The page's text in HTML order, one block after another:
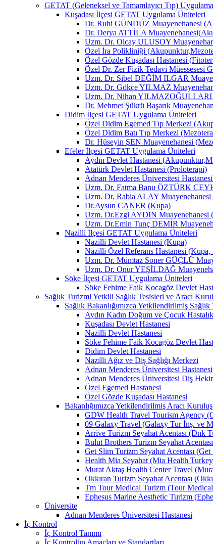
GETAT (Geleneksel ve Tamamlayıcı Tıp)
Kuşadası İlçesi GETAT Uygulama Üniteleri
Dr. Ruhi GÜNDÜZ Muayenehanesi
Dr. Derya ATTİLA
Uzm. Dr. Olcay ULUSOY
Özel İra Polikliniği
Özel Gözde Kuşadası Hastanesi
Özel Dr. Zer Fizik Tedavi Müessesesi
Uzm. Dr. Sibel DEĞİM ILGAR
Uzm. Dr. Gökçe YILMAZ
Uzm. Dr. Nihan YILMAZOĞULLARI
Dr. Mehmet Şükrü Başarık
Didim İlçesi GETAT Uygulama Üniteleri
Özel Didim Egemed Tıp Merkezi
Özel Didim Batı Tıp Merkezi
Dr. Hüseyin ŞEN Muayenehanesi
Efeler İlçesi GETAT Uygulama Üniteleri
Aydın Devlet Hastanesi
Atatürk Devlet Hastanesi (Proloterapi)
Adnan Menderes Üniversitesi
Uzm. Dr. Fatma Banu ÖZTÜRK
Uzm. Dr. Rabia ALAY
Dr.Aysun CANER (Kupa)
Uzm. Dr.Ezgi AYDIN Muayenehanesi
Uzm. Dr.Emin Tunç DEMİR
Nazilli İlçesi GETAT Uygulama Üniteleri
Nazilli Devlet Hastanesi (Kupa)
Nazilli Özel Referans Hastanesi
Uzm. Dr. Mümtaz Soner GÜÇLÜ
Uzm. Dr. Onur YEŞİLDAĞ
Söke İlçesi GETAT Uygulama Üniteleri
Söke Fehime Faik Kocagöz Devlet
Sağlık Turizmi Yetkili Sağlık Tesisleri ve Aracı
Sağlık Bakanlığımızca Yetkilendirilmiş Sağlık
Aydın Kadın Doğum ve Çocuk
Kuşadası Devlet Hastanesi
Nazilli Devlet Hastanesi
Söke Fehime Faik Kocagöz Devlet
Didim Devlet Hastanesi
Nazilli Ağız ve Diş Sağlığı Merkezi
Adnan Menderes Üniversitesi Hastanesi
Adnan Menderes Üniversitesi Diş
Özel Egemed Hastanesi
Özel Gözde Kuşadası Hastanesi
Bakanlığımızca Yetkilendirilmiş Aracı
GDW Health Travel Tourism Agency
09 Galaxy Travel (Galaxy Tur İnş. ve
Arrive Turizm Seyahat Acentası (Dnk
Bulut Brothers Turizm Seyahat
Get Slim Turizm Seyahat Acentası
Health Mia Seyahat (Mia Health
Murat Aktaş Health Center Travel
Okkıran Turizm Seyahat Acentası
Tm Tour Medical Turizm (Tour
Ephesus Marine Aesthetic Turizm
Üniversite
Adnan Menderes Üniversitesi Hastanesi
İç Kontrol
İç Kontrol Tanımı
İç Kontrolün Amaçları ve Standartları